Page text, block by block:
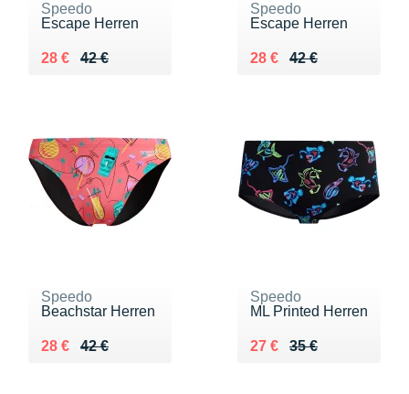
Speedo
Escape Herren
42 €
Au lieu de 42 €
28 €
Vendu 28 €
Speedo
Escape Herren
42 €
Au lieu de 42 €
28 €
Vendu 28 €
Speedo
Beachstar Herren
42 €
Au lieu de 42 €
28 €
Vendu 28 €
Speedo
ML Printed Herren
35 €
Au lieu de 35 €
27 €
Vendu 27 €